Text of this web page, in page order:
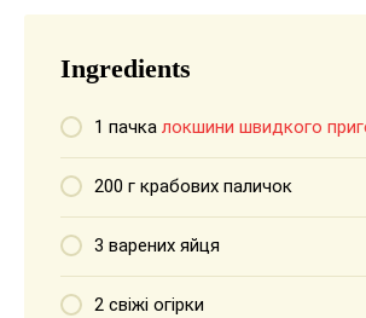
Ingredients
1 пачка локшини швидкого
200 г крабових паличок
3 варених яйця
2 свіжі огірки